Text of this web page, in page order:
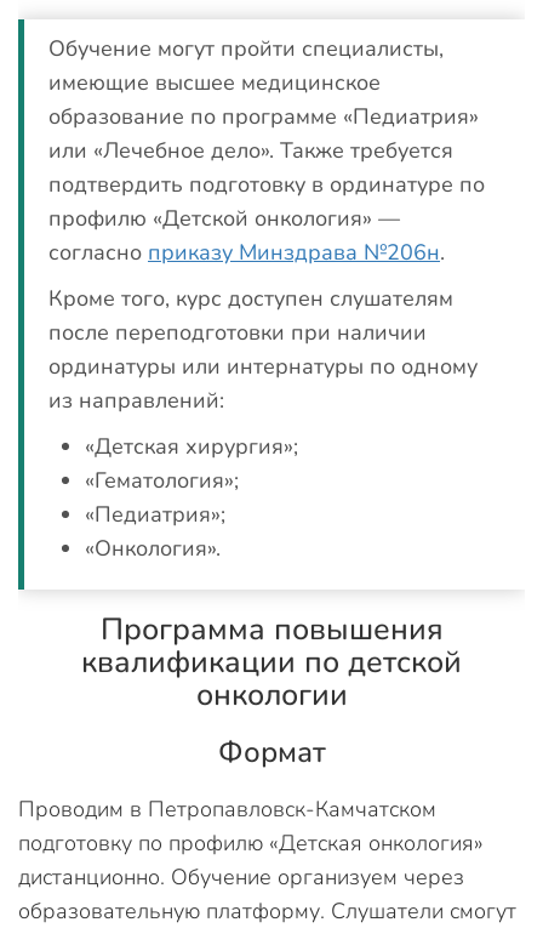
Обучение могут пройти специалисты,
имеющие высшее медицинское
образование по программе «Педиатрия»
или «Лечебное дело». Также требуется
подтвердить подготовку в ординатуре по
профилю «Детской онкология» —
согласно приказу Минздрава №206н.
Кроме того, курс доступен слушателям
после переподготовки при наличии
ординатуры или интернатуры по одному
из направлений:
«Детская хирургия»;
«Гематология»;
«Педиатрия»;
«Онкология».
Программа повышения
квалификации по детской
онкологии
Формат
Проводим в Петропавловск-Камчатском
подготовку по профилю «Детская онкология»
дистанционно. Обучение организуем через
образовательную платформу. Слушатели смогут